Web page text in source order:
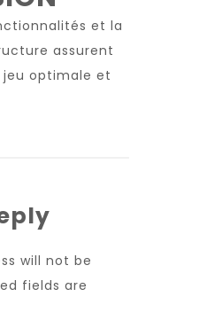
et la
assurent
optimale et
will not be
fields are